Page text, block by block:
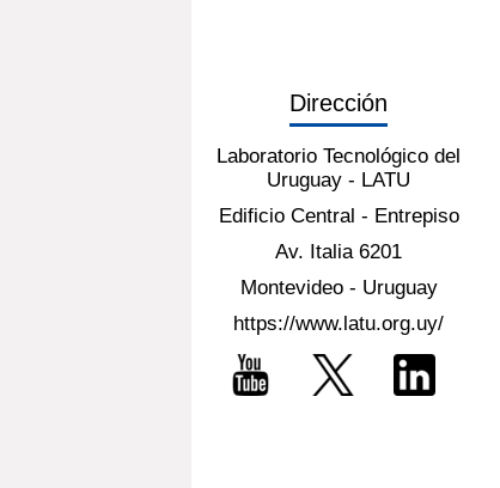
Dirección
Laboratorio Tecnológico del
Uruguay - LATU
Edificio Central - Entrepiso
Av. Italia 6201
Montevideo - Uruguay
https://www.latu.org.uy/